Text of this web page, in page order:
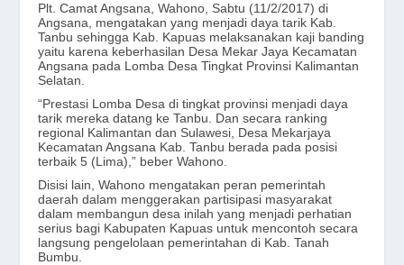
Plt. Camat Angsana, Wahono, Sabtu (11/2/2017) di
Angsana, mengatakan yang menjadi daya tarik Kab.
Tanbu sehingga Kab. Kapuas melaksanakan kaji banding
yaitu karena keberhasilan Desa Mekar Jaya Kecamatan
Angsana pada Lomba Desa Tingkat Provinsi Kalimantan
Selatan.
“Prestasi Lomba Desa di tingkat provinsi menjadi daya
tarik mereka datang ke Tanbu. Dan secara ranking
regional Kalimantan dan Sulawesi, Desa Mekarjaya
Kecamatan Angsana Kab. Tanbu berada pada posisi
terbaik 5 (Lima),” beber Wahono.
Disisi lain, Wahono mengatakan peran pemerintah
daerah dalam menggerakan partisipasi masyarakat
dalam membangun desa inilah yang menjadi perhatian
serius bagi Kabupaten Kapuas untuk mencontoh secara
langsung pengelolaan pemerintahan di Kab. Tanah
Bumbu.